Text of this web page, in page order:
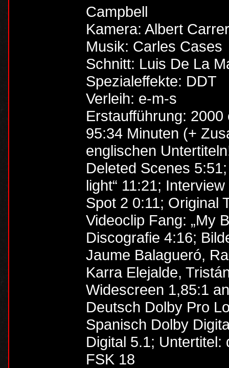
Campbell
Kamera: Albert
Musik: Carles Cases
Schnitt: Luis De La
Spezialeffekte: DDT
Verleih: e-m-s
Erstaufführung:
95:34 Minuten (+
englischen
Deleted Scenes
light“ 11:21;
Spot 2 0:11; Original
Videoclip Fang: „My
Discografie 4:16;
Jaume Balagueró,
Karra Elejalde,
Widescreen 1,85:1
Deutsch Dolby Pro
Spanisch Dolby
Digital 5.1;
FSK 18